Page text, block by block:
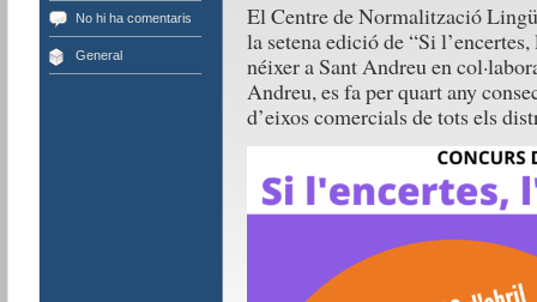
No hi ha comentaris
General
El Centre de Normalització
la setena edició de “Si
néixer a Sant Andreu en
Andreu, es fa per quart any
d’eixos comercials de tots els